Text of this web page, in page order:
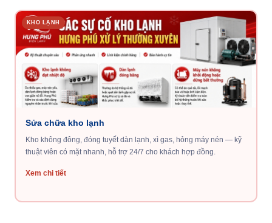
KHO LẠNH
Sửa chữa kho lạnh
Kho không đông, đóng tuyết dàn lạnh, xì gas, hỏng máy nén — kỹ
thuật viên có mặt nhanh, hỗ trợ 24/7 cho khách hợp đồng.
Xem chi tiết